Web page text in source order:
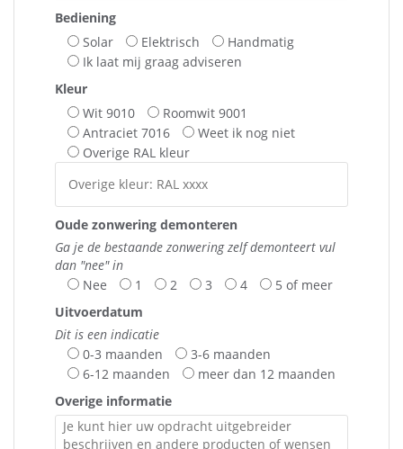
Bediening
Solar
Elektrisch
Handmatig
Ik laat mij graag adviseren
Kleur
Wit 9010
Roomwit 9001
Antraciet 7016
Weet ik nog niet
Overige RAL kleur
Oude zonwering demonteren
Ga je de bestaande zonwering zelf demonteert vul
dan "nee" in
Nee
1 2 3 4
5 of meer
Uitvoerdatum
Dit is een indicatie
0-3 maanden
3-6 maanden
6-12 maanden
meer dan 12 maanden
Overige informatie